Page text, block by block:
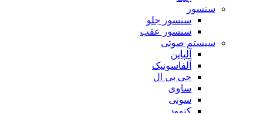
سنسور
سنسور جلو
سنسور عقب
سیستم صوتی
آلپاین
آلفاسونیک
جی بی ال
ساوی
سونی
کنوود